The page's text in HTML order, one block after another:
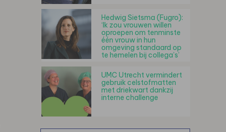
Hedwig Sietsma (Fugro):
‘Ik zou vrouwen willen
oproepen om tenminste
één vrouw in hun
omgeving standaard op
te hemelen bij collega’s’
UMC Utrecht vermindert
gebruik celstofmatten
met driekwart dankzij
interne challenge